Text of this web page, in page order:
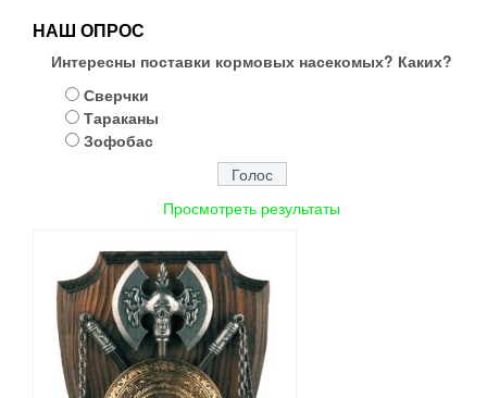
НАШ ОПРОС
Интересны поставки кормовых насекомых? Каких?
Сверчки
Тараканы
Зофобас
Просмотреть результаты